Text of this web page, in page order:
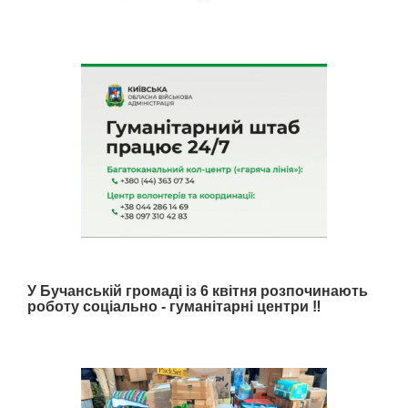
У Бучанській громаді із 6 квітня розпочинають
роботу соціально - гуманітарні центри ‼️